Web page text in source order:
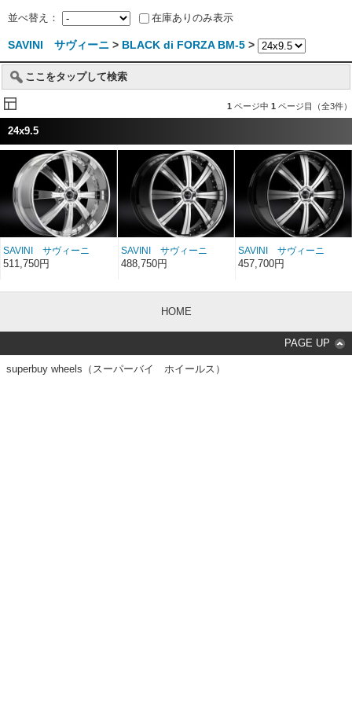
並べ替え： 在庫ありのみ表示
SAVINI サヴィーニ > BLACK di FORZA BM-5 >
ここをタップして検索
1 ページ中 1 ページ目（全3件）
24x9.5
SAVINI サヴィーニ
BLACK di FORZA BM-
511,750円
SAVINI サヴィーニ
BLACK di FORZA BM-
24×9.5
488,750円
SAVINI サヴィーニ
BLACK di FORZA BM-
ストライプ 24インチ
457,700円
HOME
PAGE UP
superbuy wheels（スーパーバイ ホイールス）